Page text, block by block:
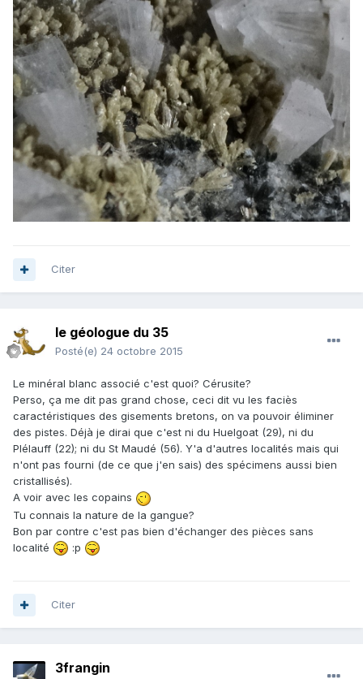
Citer
le géologue du 35
Posté(e) 24 octobre 2015
Le minéral blanc associé c'est quoi? Cérusite?
Perso, ça me dit pas grand chose, ceci dit vu les faciès
caractéristiques des gisements bretons, on va pouvoir éliminer
des pistes. Déjà je dirai que c'est ni du Huelgoat (29), ni du
Plélauff (22); ni du St Maudé (56). Y'a d'autres localités mais qui
n'ont pas fourni (de ce que j'en sais) des spécimens aussi bien
cristallisés).
A voir avec les copains
Tu connais la nature de la gangue?
Bon par contre c'est pas bien d'échanger des pièces sans
localité
:p
Citer
3frangin